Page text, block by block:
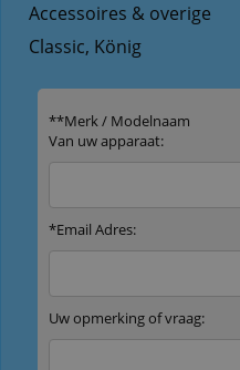
Accessoires & overige
Classic, König